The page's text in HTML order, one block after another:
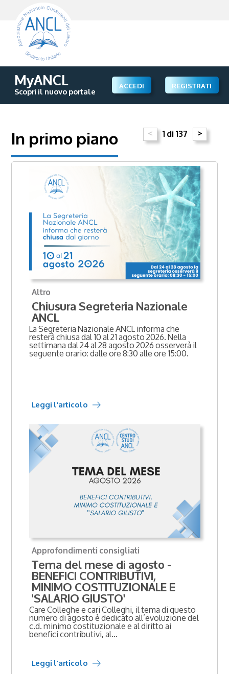
MyANCL
Scopri il nuovo portale
ACCEDI REGISTRATI
In primo piano < 1 di 137 >
Altro
Chiusura Segreteria Nazionale
ANCL
La Segreteria Nazionale ANCL informa che
resterà chiusa dal 10 al 21 agosto 2026. Nella
settimana dal 24 al 28 agosto 2026 osserverà il
seguente orario: dalle ore 8:30 alle ore 15:00.
Leggi l'articolo
Approfondimenti consigliati
Tema del mese di agosto -
BENEFICI CONTRIBUTIVI,
MINIMO COSTITUZIONALE E
'SALARIO GIUSTO'
Care Colleghe e cari Colleghi, il tema di questo
numero di agosto è dedicato all’evoluzione del
c.d. minimo costituzionale e al diritto ai
benefici contributivi, al...
Leggi l'articolo